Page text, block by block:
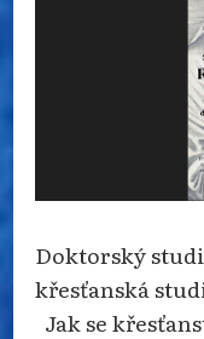
Doktorský
křesťanská
Jak se